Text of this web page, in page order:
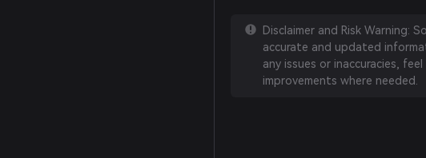
Disclaimer and Risk Warning:
accurate and updated
any issues or inaccuracies,
improvements where needed.